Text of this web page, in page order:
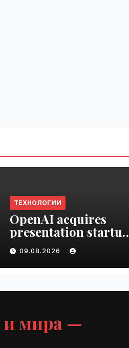
ТЕХНОЛОГИИ
OpenAI acquires
presentation startup
NextSlide |
VseTime.ru
09.08.2026
и мира —